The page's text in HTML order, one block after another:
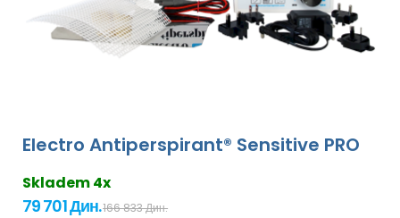
Electro Antiperspirant® Sensitive PRO
Skladem 4x
79 701 Дин.166 833 Дин.